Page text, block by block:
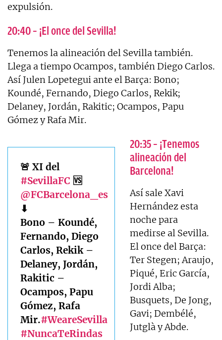
expulsión.
20:40 – ¡El once del Sevilla!
Tenemos la alineación del Sevilla también.
Llega a tiempo Ocampos, también Diego Carlos.
Así Julen Lopetegui ante el Barça: Bono;
Koundé, Fernando, Diego Carlos, Rekik;
Delaney, Jordán, Rakitic; Ocampos, Papu
Gómez y Rafa Mir.
🚨 XI del
#SevillaFC 🆚
@FCBarcelona_es
⬇
Bono – Koundé,
Fernando, Diego
Carlos, Rekik –
Delaney, Jordán,
Rakitic –
Ocampos, Papu
Gómez, Rafa
Mir.#WeareSevilla
#NuncaTeRindas
20:35 – ¡Tenemos
alineación del
Barcelona!
Así sale Xavi
Hernández esta
noche para
medirse al Sevilla.
El once del Barça:
Ter Stegen; Araujo,
Piqué, Eric García,
Jordi Alba;
Busquets, De Jong,
Gavi; Dembélé,
Jutglà y Abde.